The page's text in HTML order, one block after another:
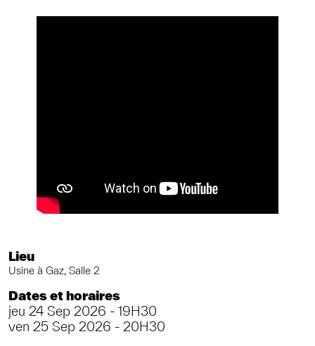
Lieu
Usine à Gaz, Salle 2
Dates et horaires
jeu 24 Sep 2026 - 19H30
ven 25 Sep 2026 - 20H30